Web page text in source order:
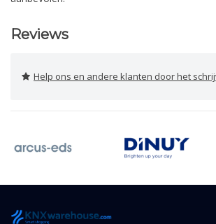
Reviews
Help ons en andere klanten door het